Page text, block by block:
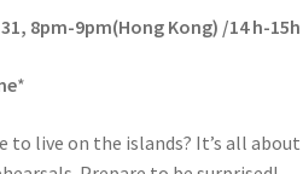
31, 8pm-9pm(Hong Kong) /14 h-
*
to live on the islands? It’s all